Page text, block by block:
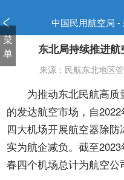
中国民用航空局
菜
单
东北局持续推进
来源：民航东北地区
为推动东北民航高质
的发达航空市场，自
四大机场开展航空器除
实为航企减负。截至
春四个机场总计为航空公
窗
口
打
开
碍
说
明
页
面,